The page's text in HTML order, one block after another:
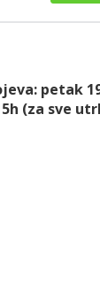
petak
(za sve